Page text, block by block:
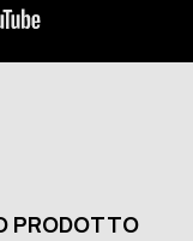
PRODOTTO